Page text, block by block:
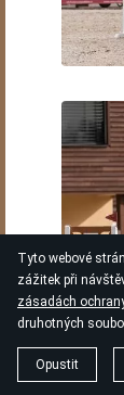
Tyto webové
zážitek při
zásadách
druhotných
Opustit